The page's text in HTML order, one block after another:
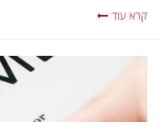
קרא עוד